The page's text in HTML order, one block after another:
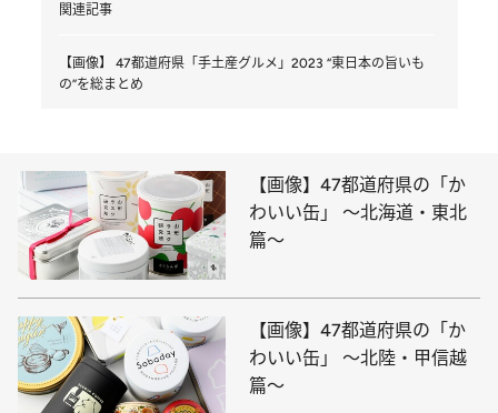
関連記事
【画像】 47都道府県「手土産グルメ」2023 “東日本の旨いも
の”を総まとめ
【画像】47都道府県の「か
わいい缶」 ～北海道・東北
篇～
【画像】47都道府県の「か
わいい缶」 ～北陸・甲信越
篇～